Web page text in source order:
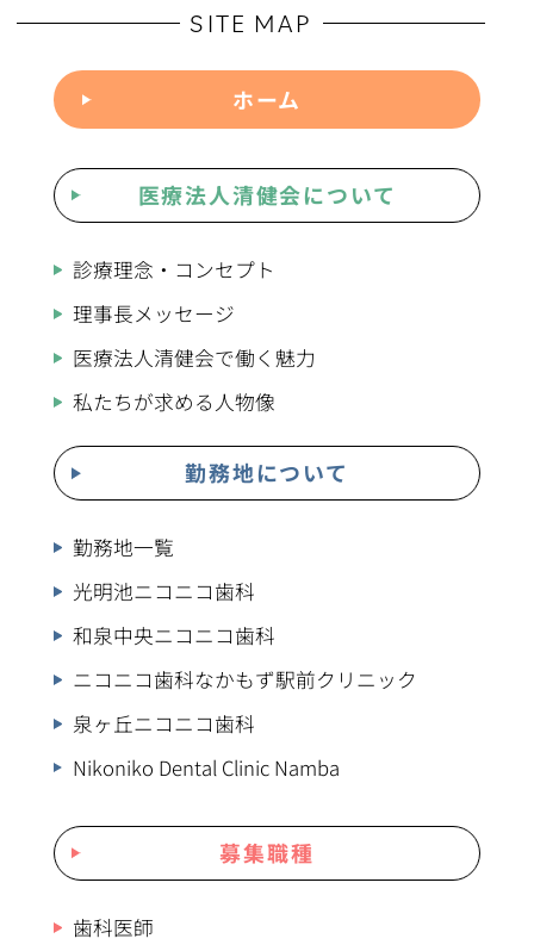
SITE MAP
ホーム
医療法人清健会について
診療理念・コンセプト
理事長メッセージ
医療法人清健会で働く魅力
私たちが求める人物像
勤務地について
勤務地一覧
光明池ニコニコ歯科
和泉中央ニコニコ歯科
ニコニコ歯科なかもず駅前クリニック
泉ヶ丘ニコニコ歯科
Nikoniko Dental Clinic Namba
募集職種
歯科医師